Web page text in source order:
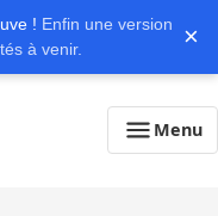
! Enfin une version
à venir.
×
Menu